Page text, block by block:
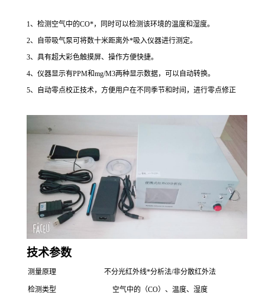
1、检测空气中的CO*，同时可以检测该环境的温度和湿度。
2、自带吸气泵可将数十米距离外*吸入仪器进行测定。
3、具有超大彩色触摸屏、操作方便快捷。
4、仪器显示有PPM和mg/M3两种显示数据，可以自动转换。
5、自动零点校正技术，方便用户在不同季节和时间，进行零点修正
技术参数
测量原理 不分光红外线*分析法/非分散红外法
检测类型 空气中的（CO）、温度、湿度